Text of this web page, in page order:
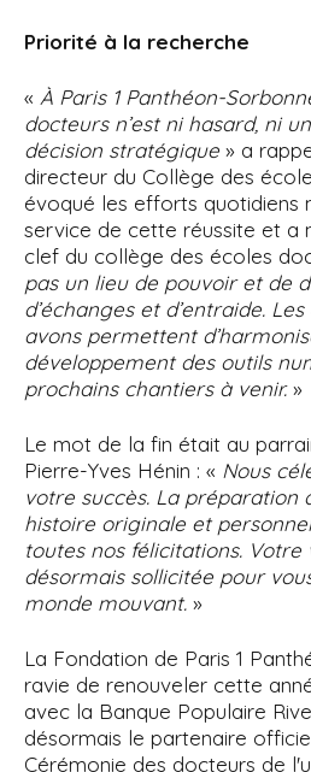
Priorité à la recherche
« À Paris 1 Panthéon-
docteurs n’est ni hasard, ni
décision stratégique » a
directeur du Collège des
évoqué les efforts quotidiens
service de cette réussite et a
clef du collège des écoles
pas un lieu de pouvoir et de
d’échanges et d’entraide.
avons permettent
développement des outils
prochains chantiers à venir.»
Le mot de la fin était au
Pierre-Yves Hénin : « Nous
votre succès. La préparation
histoire originale et
toutes nos félicitations. Votre
désormais sollicitée pour
monde mouvant. »
La Fondation de Paris 1
ravie de renouveler cette
avec la Banque Populaire
désormais le partenaire
Cérémonie des docteurs de